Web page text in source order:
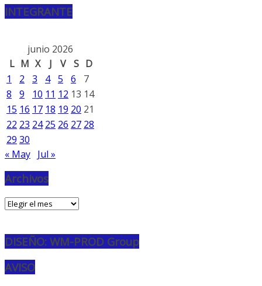
INTEGRANTE
junio 2026
L M X J V S D
1
2 3 4 5 6
7
8
9 10 11 12 13 14
15 16 17 18 19 20 21
22 23 24 25 26 27 28
29 30
« May Jul »
Archivos
Archivos
DISEÑO: WM-PROD Group
AVISO